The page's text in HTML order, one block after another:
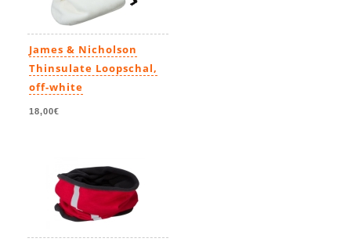
James & Nicholson
Thinsulate Loopschal,
off-white
18,00€